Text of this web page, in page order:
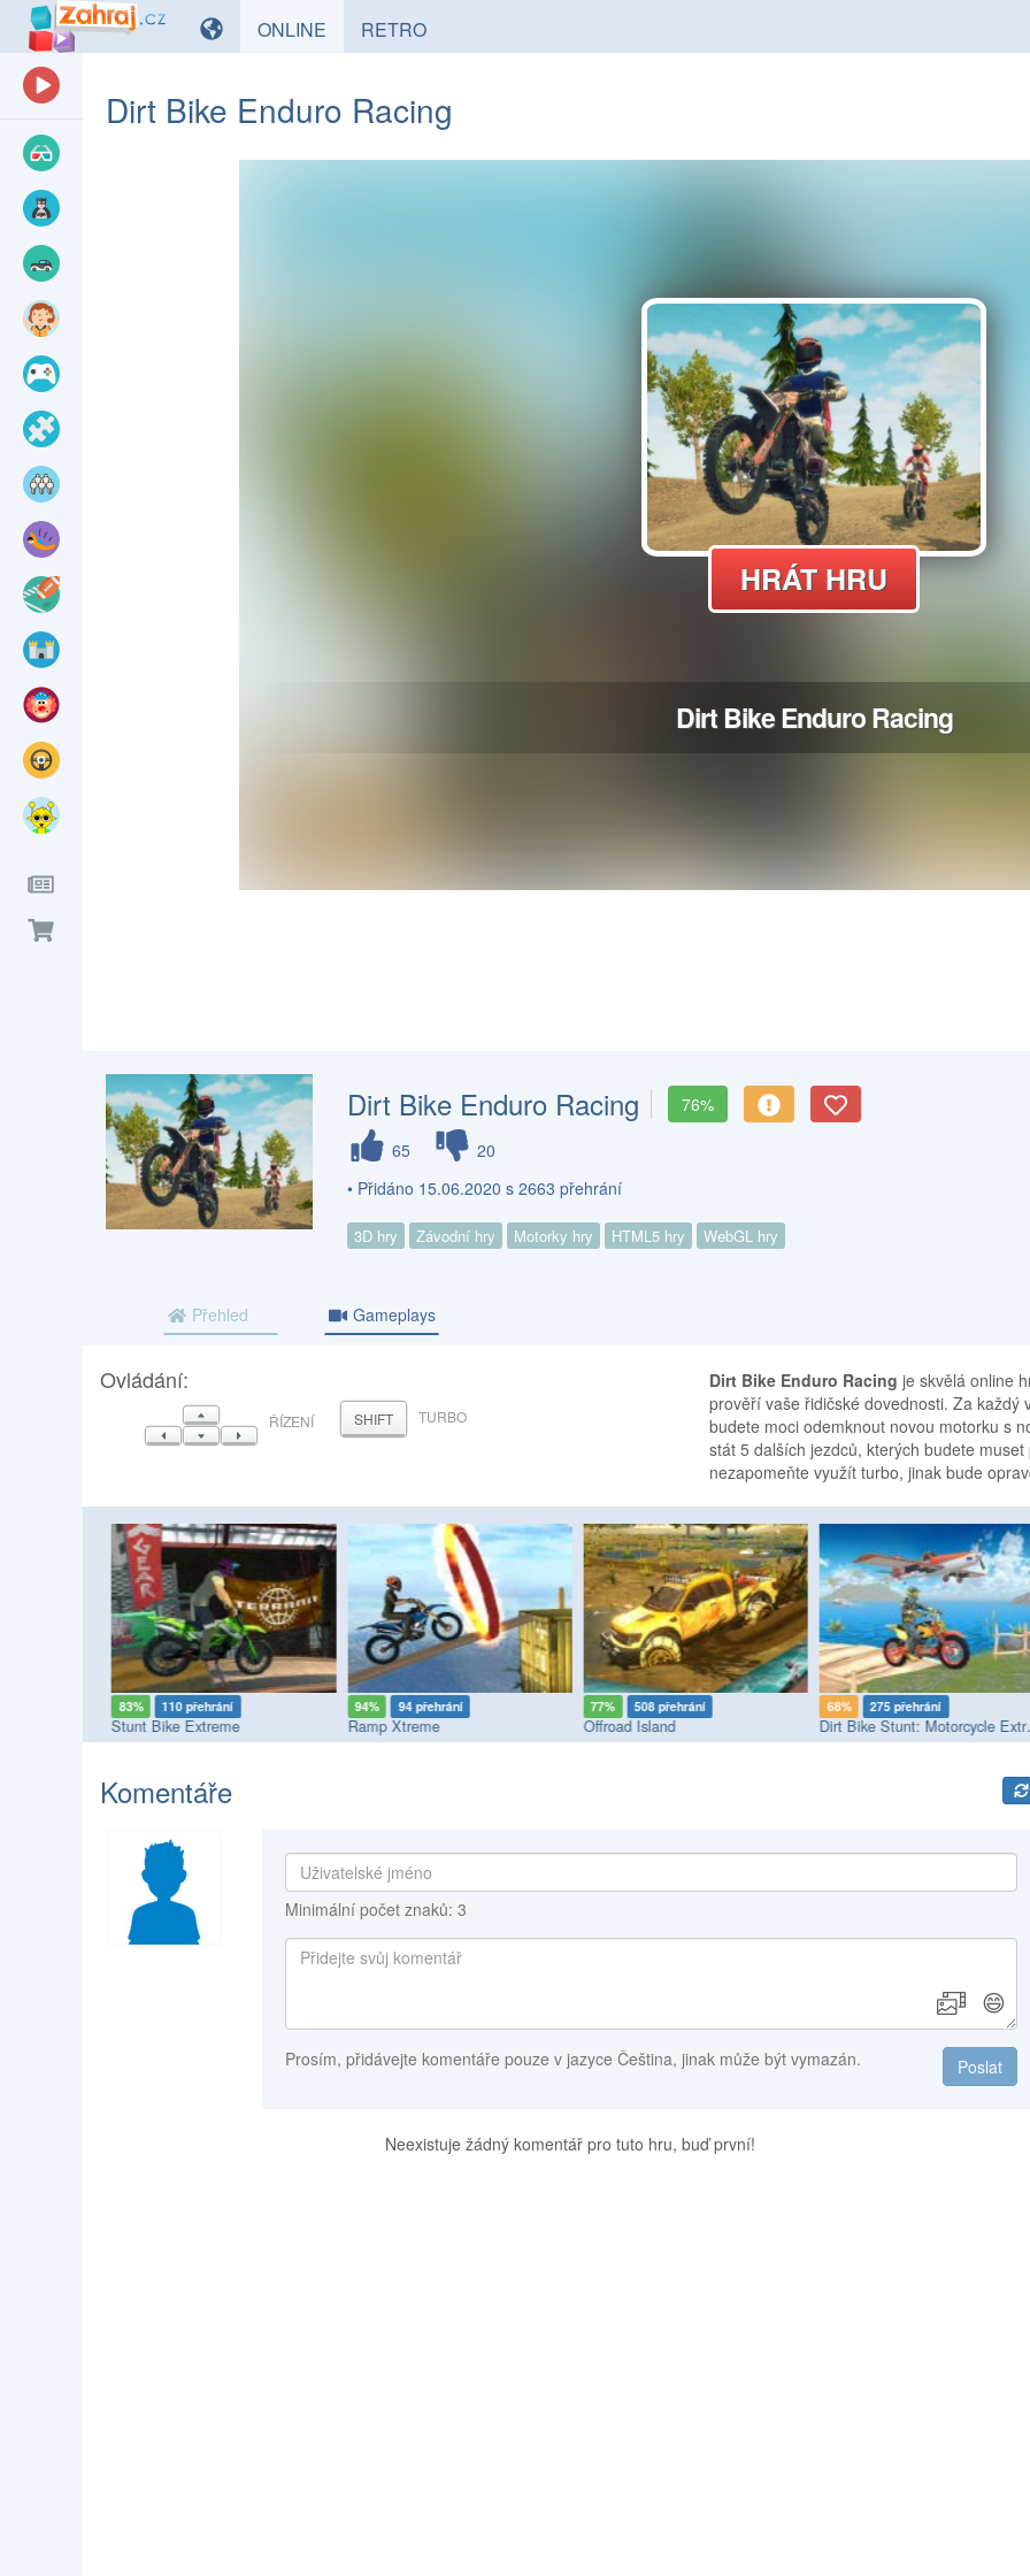
ONLINE HRYRETROHRY
Dirt Bike Enduro Racing
Dirt Bike Enduro Racing
76%
65
20
• Přidáno 15.06.2020 s 2663 přehrání
3D hry Závodní hry Motorky hry HTML5 hry WebGL hry
Přehled Gameplays
Ovládání:
NAHORU
VLEVODOLŮVPRAVO
ŘÍZENÍ SHIFT TURBO
Dirt Bike Enduro Racing je skvělá online
prověří vaše řidičské dovednosti. Za
budete moci odemknout novou motorku s
stát 5 dalších jezdců, kterých budete
nezapomeňte využít turbo, jinak bude
83% 110 přehrání
Stunt Bike Extreme
94% 94 přehrání
Ramp Xtreme
77% 508 přehrání
Offroad Island
68% 275 přehrání
Dirt
Komentáře
Minimální počet znaků: 3
😄
Poslat
Prosím, přidávejte komentáře pouze v jazyce Čeština, jinak může být vymazán.
Neexistuje žádný komentář pro tuto hru, buď první!